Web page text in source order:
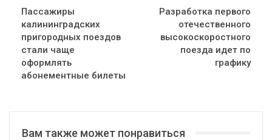
Пассажиры
калининградских
пригородных поездов
стали чаще
оформлять
абонементные билеты
Разработка первого
отечественного
высокоскоростного
поезда идет по
графику
Вам также может понравиться